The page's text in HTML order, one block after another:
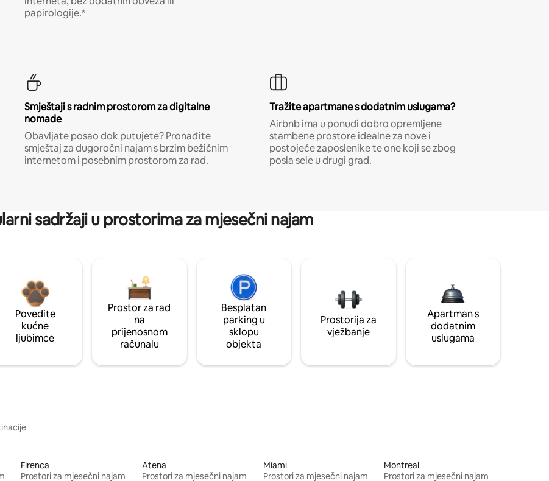
papirologije.*
Smještaji s radnim prostorom za digitalne
nomade
Obavljate posao dok putujete? Pronađite
smještaj za dugoročni najam s brzim bežičnim
internetom i posebnim prostorom za rad.
Tražite apartmane s dodatnim uslugama?
Airbnb ima u ponudi dobro opremljene
stambene prostore idealne za nove i
postojeće zaposlenike te one koji se zbog
posla sele u drugi grad.
sadržaji u prostorima za mjesečni najam
Povedite
kućne
ljubimce
Prostor za rad
na
prijenosnom
računalu
Besplatan
parking u
sklopu
objekta
Prostorija za
vježbanje
Apartman s
dodatnim
uslugama
Firenca
Prostori za mjesečni najam
Atena
Prostori za mjesečni najam
Miami
Prostori za mjesečni najam
Montreal
Prostori za mjesečni najam